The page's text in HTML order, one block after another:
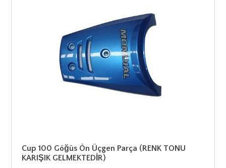
Cup 100 Göğüs Ön Üçgen Parça (RENK TONU
KARIŞIK GELMEKTEDİR)